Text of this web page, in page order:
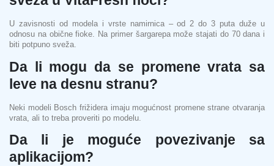
U zavisnosti od modela i vrste namirnica – od 2 do 3 puta duže u
odnosu na obične fioke. Na primer šargarepa može stajati do 70 dana i
biti potpuno sveža.
Da li mogu da se promene vrata sa
leve na desnu stranu?
Neki modeli Bosch frižidera imaju mogućnost promene strane otvaranja
vrata, ali to treba proveriti po modelu.
Da li je moguće povezivanje sa
aplikacijom?